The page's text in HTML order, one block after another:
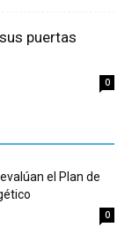
puertas
0
el Plan de
0